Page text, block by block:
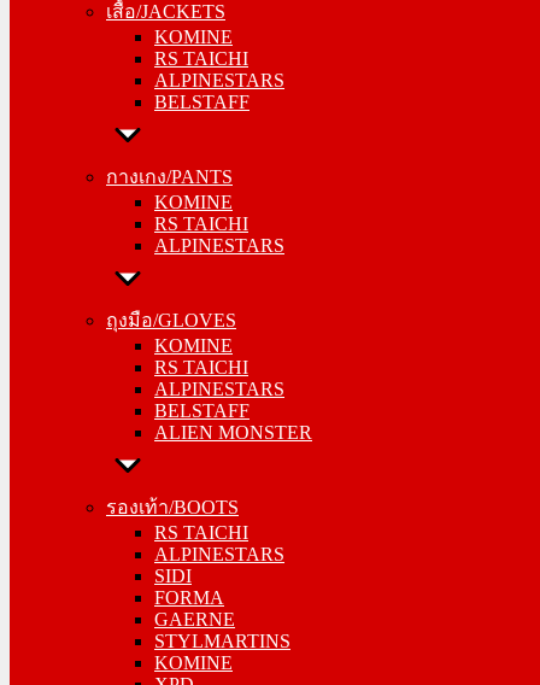
เสื้อ/JACKETS
KOMINE
RS TAICHI
ALPINESTARS
BELSTAFF
กางเกง/PANTS
KOMINE
RS TAICHI
ALPINESTARS
ถุงมือ/GLOVES
KOMINE
RS TAICHI
ALPINESTARS
BELSTAFF
ALIEN MONSTER
รองเท้า/BOOTS
RS TAICHI
ALPINESTARS
SIDI
FORMA
GAERNE
STYLMARTINS
KOMINE
RS TAICHI
ALPINESTARS
BELSTAFF
กางเกง/PANTS
RS TAICHI
ALPINESTARS
ถุงมือ/GLOVES
RS TAICHI
ALPINESTARS
BELSTAFF
ALIEN MONSTER
รองเท้า/BOOTS
ALPINESTARS
SIDI
FORMA
GAERNE
STYLMARTINS
KOMINE
XPD